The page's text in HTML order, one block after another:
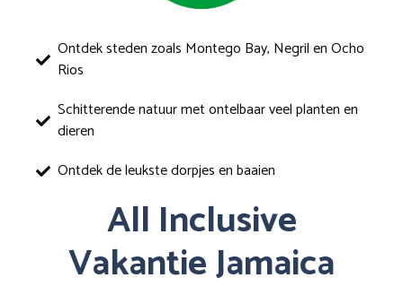
Ontdek steden zoals Montego Bay, Negril en Ocho
Rios
Schitterende natuur met ontelbaar veel planten en
dieren
Ontdek de leukste dorpjes en baaien
All Inclusive
Vakantie Jamaica